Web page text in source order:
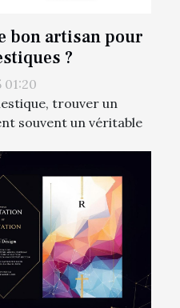
bon artisan pour
?
01:20
trouver un
souvent un véritable